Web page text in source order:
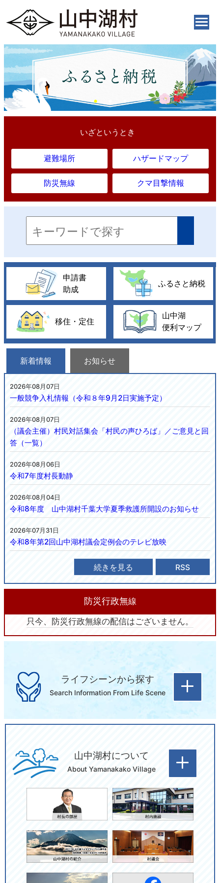
いざというとき
避難場所 ハザードマップ
防災無線 クマ目撃情報
申請書
助成
ふるさと納税
移住・定住
山中湖
便利マップ
新着情報 お知らせ
2026年08月07日
一般競争入札情報（令和８年9月2日実施予定）
2026年08月07日
（議会主催）村民対話集会「村民の声ひろば」／ご意見と回
答（一覧）
2026年08月06日
令和7年度村長動静
2026年08月04日
令和8年度 山中湖村千葉大学夏季救護所開設のお知らせ
2026年07月31日
令和8年第2回山中湖村議会定例会のテレビ放映
続きを見る RSS
防災行政無線
只今、防災行政無線の配信はございません。
ライフシーンから探す
Search Information From Life Scene
出産・子育
て
就職・退職 結婚・離婚
引越し・住
まい
病気・けが 介護
山中湖村について
About Yamanakako Village